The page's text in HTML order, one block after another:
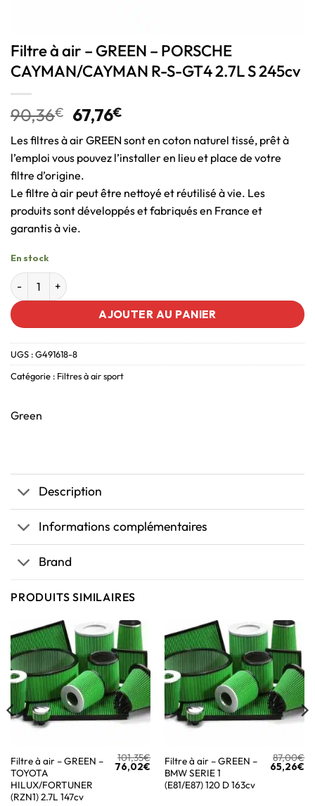
Filtre à air – GREEN – PORSCHE
CAYMAN/CAYMAN R-S-GT4 2.7L S 245cv
90,36€ 67,76€
Les filtres à air GREEN sont en coton naturel tissé, prêt à
l’emploi vous pouvez l’installer en lieu et place de votre
filtre d’origine.
Le filtre à air peut être nettoyé et réutilisé à vie. Les
produits sont développés et fabriqués en France et
garantis à vie.
En stock
AJOUTER AU PANIER
UGS :G491618-8
Catégorie : Filtres à air sport
Green
Description
Informations complémentaires
Brand
PRODUITS SIMILAIRES
Filtre à air – GREEN –
TOYOTA
HILUX/FORTUNER
(RZN1) 2.7L 147cv
101,35€
76,02€
Filtre à air – GREEN –
BMW SERIE 1
(E81/E87) 120 D 163cv
87,00€
65,26€